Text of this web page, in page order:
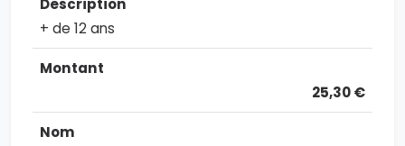
+ de 12 ans
25,30 €